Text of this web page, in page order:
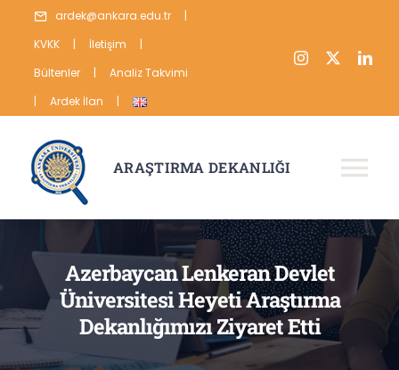
content
ardek@ankara.edu.tr
|
KVKK
| İletişim
|
Bültenler
|
Analiz Takvimi
|
Ardek İlan |
ARAŞTIRMA DEKANLIĞI
HAKKIMIZDA
ARAŞTIRMA
YAYIN
Azerbaycan Lenkeran Devlet
Üniversitesi Heyeti Araştırma
Dekanlığımızı Ziyaret Etti